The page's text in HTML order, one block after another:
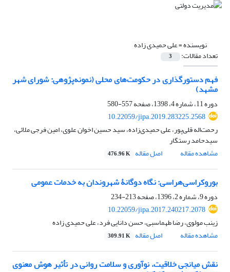
نویسنده =علی حمیدی زاده
تعداد مقالات: 3
فهم دستورگذاری در حکومت‌های محلی (نمونه‌پژوهی: شورای شهر
مشهد)
دوره 11، شماره 4، 1398، صفحه
557-580
10.22059/jipa.2019.283225.2568
رحمت‌اله قلی‌پور، علی حمیدی‌زاده، سید حسین اخوان علوی، امین فرجی ملائی،
سیدحامد رستگار
مشاهده مقاله
اصل مقاله 476.96 K
بوروکراسی‌هراسی: نگاه دوگانۀ شهروندان به خدمات عمومی
دوره 9، شماره 2، 1396، صفحه
213-234
10.22059/jipa.2017.240217.2078
زینب مولوی، رضا طهماسبی، حسن دانایی فرد، علی حمیدی زاده
مشاهده مقاله
اصل مقاله 309.91 K
نقش میانجی خلاقیت، نوآوری و سلامت روانی در تأثیر هوش معنوی